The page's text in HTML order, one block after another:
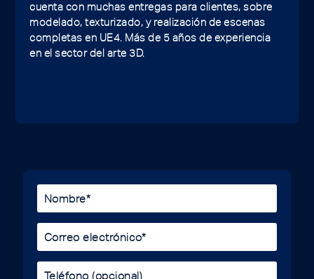
cuenta con muchas entregas para clientes, sobre
modelado, texturizado, y realización de escenas
completas en UE4. Más de 5 años de experiencia
en el sector del arte 3D.